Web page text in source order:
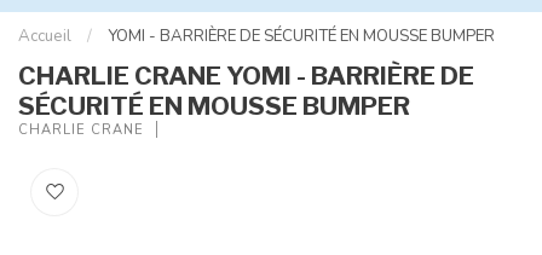
Accueil / YOMI - BARRIÈRE DE SÉCURITÉ EN MOUSSE BUMPER
CHARLIE CRANE YOMI - BARRIÈRE DE
SÉCURITÉ EN MOUSSE BUMPER
CHARLIE CRANE